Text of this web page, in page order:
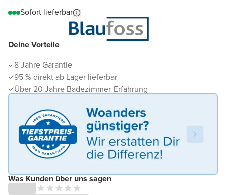
Deine Vorteile
8 Jahre Garantie
95 % direkt ab Lager lieferbar
Über 20 Jahre Badezimmer-Erfahrung
Was Kunden über uns sagen
Sofort lieferbar